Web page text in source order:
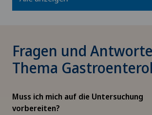
Fragen und
Thema
Muss ich mich auf die Untersuchung
vorbereiten?